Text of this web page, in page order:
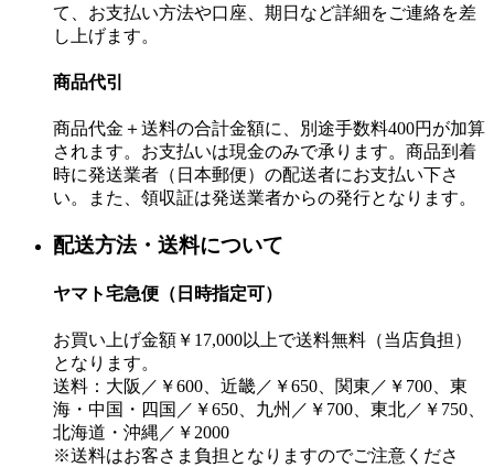
て、お支払い方法や口座、期日など詳細をご連絡を差
し上げます。
商品代引
商品代金＋送料の合計金額に、別途手数料400円が加算
されます。お支払いは現金のみで承ります。商品到着
時に発送業者（日本郵便）の配送者にお支払い下さ
い。また、領収証は発送業者からの発行となります。
配送方法・送料について
ヤマト宅急便（日時指定可）
お買い上げ金額￥17,000以上で送料無料（当店負担）
となります。
送料：大阪／￥600、近畿／￥650、関東／￥700、東
海・中国・四国／￥650、九州／￥700、東北／￥750、
北海道・沖縄／￥2000
※送料はお客さま負担となりますのでご注意くださ